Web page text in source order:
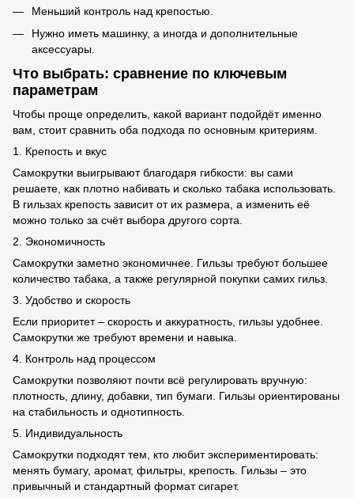
Меньший контроль над крепостью.
Нужно иметь машинку, а иногда и дополнительные
аксессуары.
Что выбрать: сравнение по ключевым
параметрам
Чтобы проще определить, какой вариант подойдёт именно
вам, стоит сравнить оба подхода по основным критериям.
1. Крепость и вкус
Самокрутки выигрывают благодаря гибкости: вы сами
решаете, как плотно набивать и сколько табака использовать.
В гильзах крепость зависит от их размера, а изменить её
можно только за счёт выбора другого сорта.
2. Экономичность
Самокрутки заметно экономичнее. Гильзы требуют большее
количество табака, а также регулярной покупки самих гильз.
3. Удобство и скорость
Если приоритет – скорость и аккуратность, гильзы удобнее.
Самокрутки же требуют времени и навыка.
4. Контроль над процессом
Самокрутки позволяют почти всё регулировать вручную:
плотность, длину, добавки, тип бумаги. Гильзы ориентированы
на стабильность и однотипность.
5. Индивидуальность
Самокрутки подходят тем, кто любит экспериментировать:
менять бумагу, аромат, фильтры, крепость. Гильзы – это
привычный и стандартный формат сигарет.